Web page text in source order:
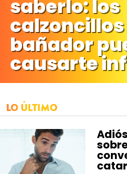
saberlo: los
bañador
causarte
LO ÚLTIMO